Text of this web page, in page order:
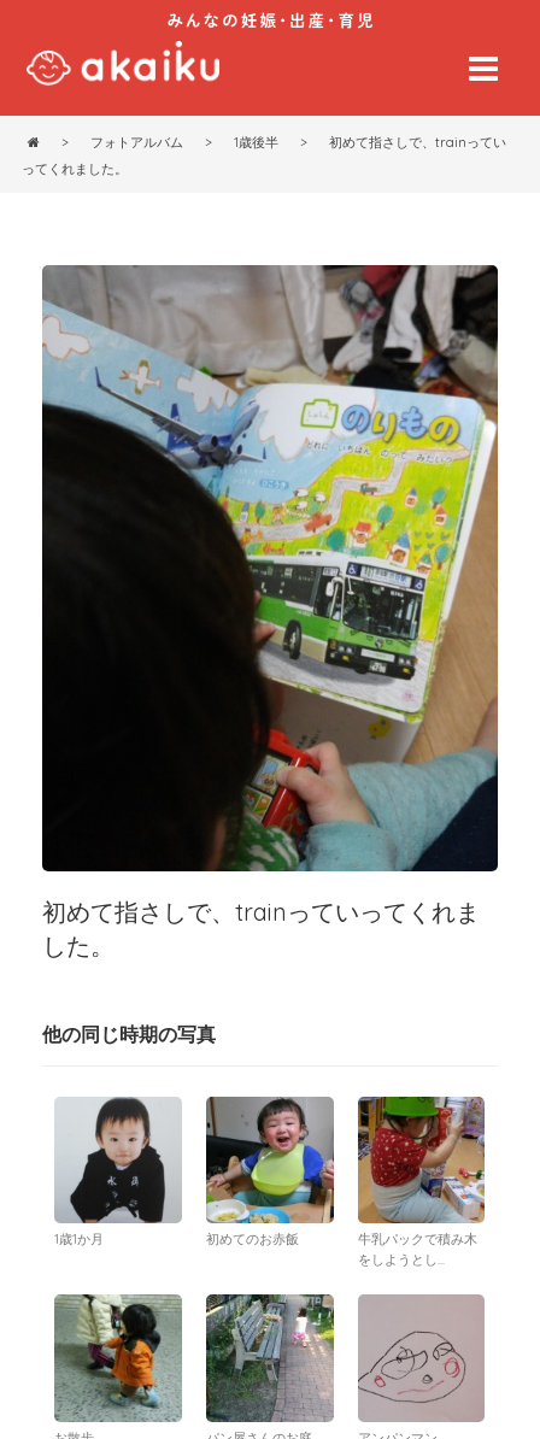
> フォトアルバム > 1歳後半 >
初めて指さしで、trainってい
ってくれました。
初めて指さしで、trainっていってくれま
した。
他の同じ時期の写真
1歳1か月 初めてのお赤飯
牛乳パックで積み木
をしようとし...